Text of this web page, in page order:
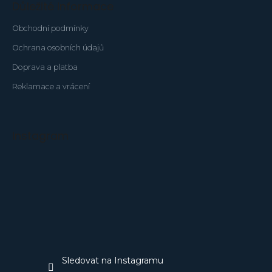
Obchodní podmínky
Ochrana osobních údajů
Doprava a platba
Reklamace a vrácení
Sledovat na Instagramu